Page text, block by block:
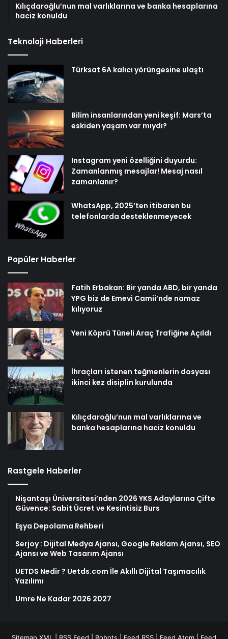
Kılıçdaroğlu’nun mal varlıklarına ve banka hesaplarına
haciz konuldu
Teknoloji Haberleri
Türksat 6A kalıcı yörüngesine ulaştı
Bilim insanlarından yeni keşif: Mars’ta
eskiden yaşam var mıydı?
Instagram yeni özelliğini duyurdu:
Zamanlanmış mesajlar! Mesaj nasıl
zamanlanır?
WhatsApp, 2025’ten itibaren bu
telefonlarda desteklenmeyecek
Popüler Haberler
Fatih Erbakan: Bir yanda ABD, bir yanda
YPG biz de Emevi Camii’nde namaz
kılıyoruz
Yeni Köprü Tüneli Araç Trafiğine Açıldı
İhraçları istenen teğmenlerin dosyası
ikinci kez disiplin kurulunda
Kılıçdaroğlu’nun mal varlıklarına ve
banka hesaplarına haciz konuldu
Rastgele Haberler
Nişantaşı Üniversitesi’nden 2026 YKS Adaylarına Çifte
Güvence: Sabit Ücret ve Kesintisiz Burs
Eşya Depolama Rehberi
Serjoy : Dijital Medya Ajansı, Google Reklam Ajansı, SEO
Ajansı ve Web Tasarım Ajansı
UETDS Nedir ? Uetds.com İle Akıllı Dijital Taşımacılık
Yazılımı
Umre Ne Kadar 2026 2027
Sitemap XML RSS Feed Robots Feed RSS Feed Atom Feed